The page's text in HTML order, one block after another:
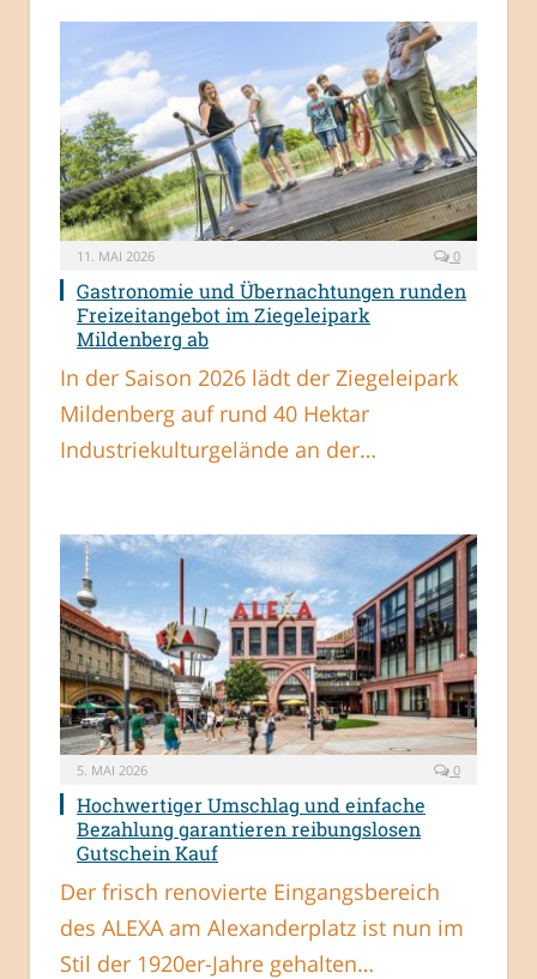
11. MAI 2026 0
Gastronomie und Übernachtungen runden
Freizeitangebot im Ziegeleipark
Mildenberg ab
In der Saison 2026 lädt der Ziegeleipark
Mildenberg auf rund 40 Hektar
Industriekulturgelände an der…
5. MAI 2026 0
Hochwertiger Umschlag und einfache
Bezahlung garantieren reibungslosen
Gutschein Kauf
Der frisch renovierte Eingangsbereich
des ALEXA am Alexanderplatz ist nun im
Stil der 1920er-Jahre gehalten…